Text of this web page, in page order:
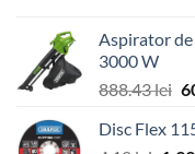
Aspirator
3000 W
888.43lei
a
Disc Flex